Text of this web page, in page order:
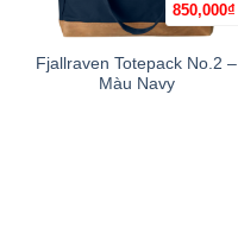
850,000₫
Fjallraven Totepack No.2 –
Màu Navy